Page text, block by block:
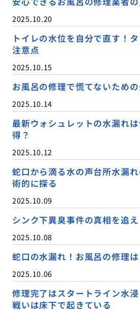
2025.10.20
トイレの水位を自分で直す！
注意点
2025.10.15
お風呂の修理で慌てないため
2025.10.14
最新ウォシュレットの水漏れ
得？
2025.10.12
蛇口から滴る水の声台所水漏
術的に探る
2025.10.09
シンク下異臭事件の真相を追え
2025.10.08
蛇口の水漏れ！お風呂の修理
2025.10.06
修理完了はスタートライン水
戦いは床下で起きている